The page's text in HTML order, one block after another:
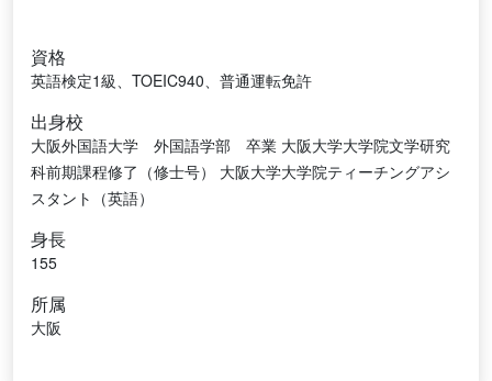
資格
英語検定1級、TOEIC940、普通運転免許
出身校
大阪外国語大学 外国語学部 卒業 大阪大学大学院文学研究
科前期課程修了（修士号） 大阪大学大学院ティーチングアシ
スタント（英語）
身長
155
所属
大阪